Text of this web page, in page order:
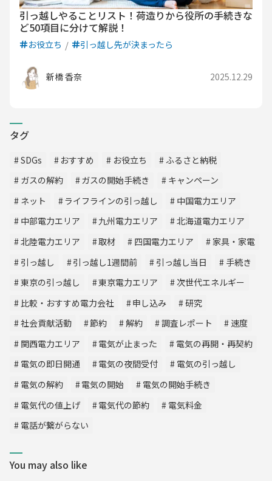
引っ越しやることリスト！荷造りから役所の手続きな
ど50項目に分けて解説！
お役立ち 引っ越し先が決まったら
新橋 香奈 2025.12.29
タグ
SDGs おすすめ お役立ち
ふるさと納税
ガスの解約
ガスの開始手続き
キャンペーン
ネット
ライフラインの引っ越し
中国電力エリア
中部電力エリア
九州電力エリア
北海道電力エリア
北陸電力エリア
取材 四国電力エリア
家具・家電
引っ越し
引っ越し1週間前 引っ越し当日
手続き
東京の引っ越し
東京電力エリア
次世代エネルギー
比較・おすすめ電力会社
申し込み
研究
社会貢献活動
節約 解約 調査レポート
速度
関西電力エリア
電気が止まった
電気の再開・再契約
電気の即日開通
電気の夜間受付
電気の引っ越し
電気の解約
電気の開始
電気の開始手続き
電気代の値上げ
電気代の節約
電気料金
電話が繋がらない
You may also like